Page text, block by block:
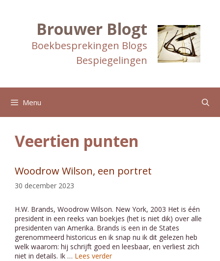
Brouwer Blogt
Boekbesprekingen Blogs
Bespiegelingen
Menu
Veertien punten
Woodrow Wilson, een portret
30 december 2023
H.W. Brands, Woodrow Wilson. New York, 2003 Het is één
president in een reeks van boekjes (het is niet dik) over alle
presidenten van Amerika. Brands is een in de States
gerenommeerd historicus en ik snap nu ik dit gelezen heb
welk waarom: hij schrijft goed en leesbaar, en verliest zich
niet in details. Ik … Lees verder